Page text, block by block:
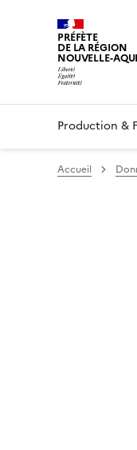
PRÉFÈTE
DE LA RÉGION
NOUVELLE-
Production &
Accueil